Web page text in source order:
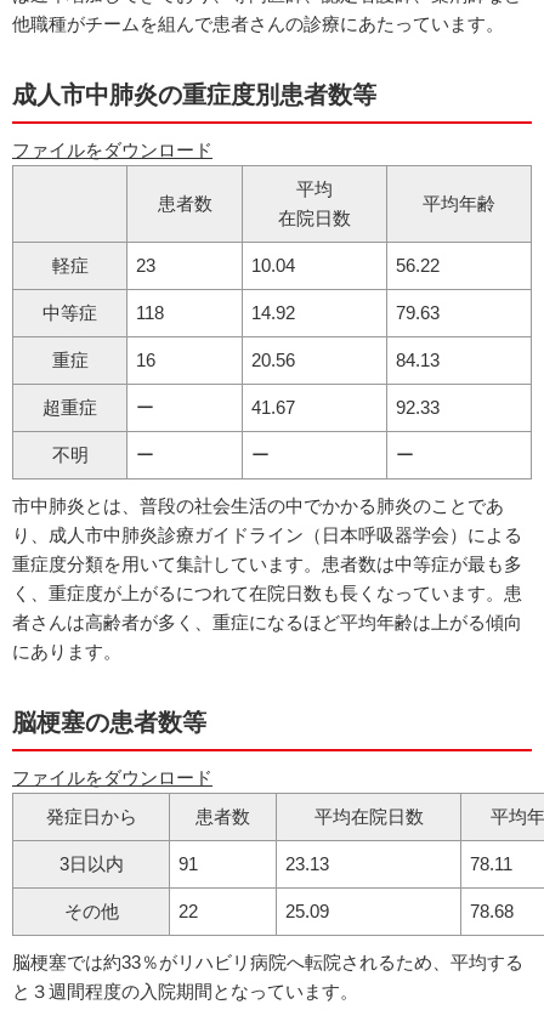
他職種がチームを組んで患者さんの診療にあたっています。
成人市中肺炎の重症度別患者数等
ファイルをダウンロード
患者数
平均
在院日数
平均年齢
軽症 23 10.04 56.22
中等症 118 14.92 79.63
重症 16 20.56 84.13
超重症 ー 41.67 92.33
不明 ー ー ー
市中肺炎とは、普段の社会生活の中でかかる肺炎のことであ
り、成人市中肺炎診療ガイドライン（日本呼吸器学会）による
重症度分類を用いて集計しています。患者数は中等症が最も多
く、重症度が上がるにつれて在院日数も長くなっています。患
者さんは高齢者が多く、重症になるほど平均年齢は上がる傾向
にあります。
脳梗塞の患者数等
ファイルをダウンロード
発症日から
患者数 平均在院日数 平均
3日以内 91 23.13 78.11
その他 22 25.09 78.68
脳梗塞では約33％がリハビリ病院へ転院されるため、平均する
と３週間程度の入院期間となっています。